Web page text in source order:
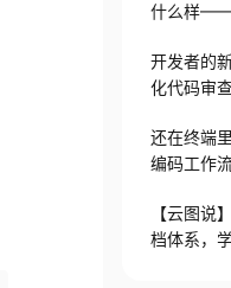
什么样
开发者的
化代码审
还在终端
编码工作
【云图说
档体系，